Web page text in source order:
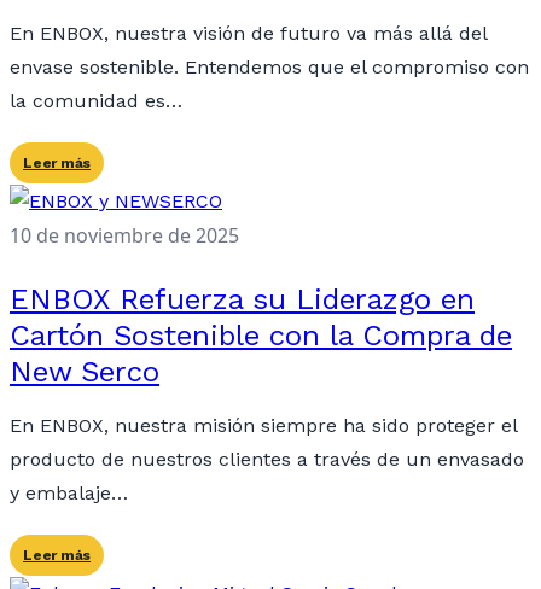
En ENBOX, nuestra visión de futuro va más allá del
envase sostenible. Entendemos que el compromiso con
la comunidad es…
Leer más
10 de noviembre de 2025
ENBOX Refuerza su Liderazgo en
Cartón Sostenible con la Compra de
New Serco
En ENBOX, nuestra misión siempre ha sido proteger el
producto de nuestros clientes a través de un envasado
y embalaje…
Leer más